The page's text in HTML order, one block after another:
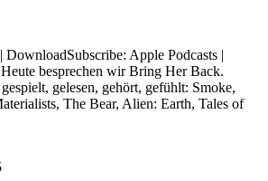
Apple Podcasts |
besprechen wir Bring Her Back.
gelesen, gehört, gefühlt: Smoke,
The Bear, Alien: Earth, Tales of